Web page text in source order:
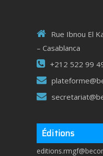
Rue Ibnou El
– Casablanca
+212 522 99
Éditions